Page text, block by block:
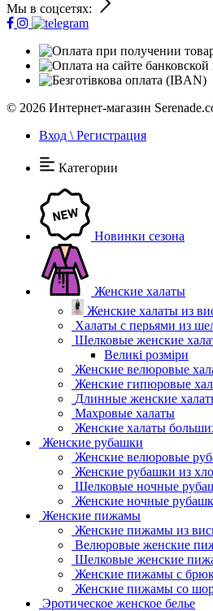
Мы в соцсетях:
© 2026 Интернет-магазин
Вход \ Регистрация
Категории
Новинки сезона
Женские халаты
Женские халаты из
Халаты с перьями из
Шелковые женские
Великі розміри
Женские велюровые
Женские гипюровые
Длинные женские
Махровые халаты
Женские халаты
Женские рубашки
Женские велюровые
Женские рубашки из
Шелковые ночные
Женские ночные
Женские пижамы
Женские пижамы из
Велюровые женские
Шелковые женские
Женские пижамы с
Женские пижамы со
Эротическое женское белье